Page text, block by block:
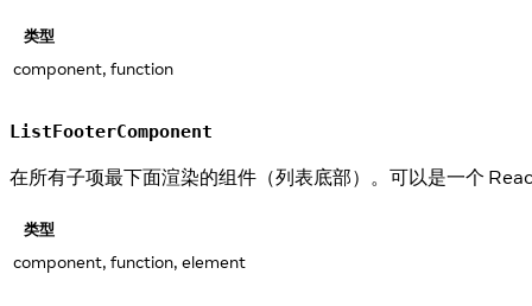
类型
component, function
ListFooterComponent
在所有子项最下面渲染的组件（列表底部）。可以是一个
类型
component, function, element